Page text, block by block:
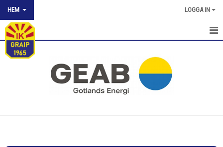
HEM LOGGA IN
IK GRAIP STARTSIDA
NYHETER FÖR HELA FÖRENINGEN